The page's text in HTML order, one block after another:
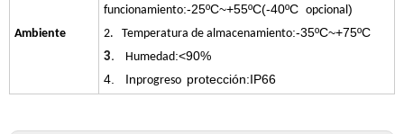
Ambiente
funcionamiento:-25ºC~+55ºC(-40ºC opcional )
2. Temperatura de almacenamiento:-35ºC~+75ºC
3.
Humedad:<90%
4. Inprogreso protección:IP66